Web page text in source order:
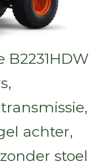
B2231HDW
achter,
stoel